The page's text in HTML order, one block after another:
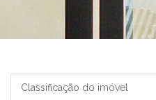
Classificação